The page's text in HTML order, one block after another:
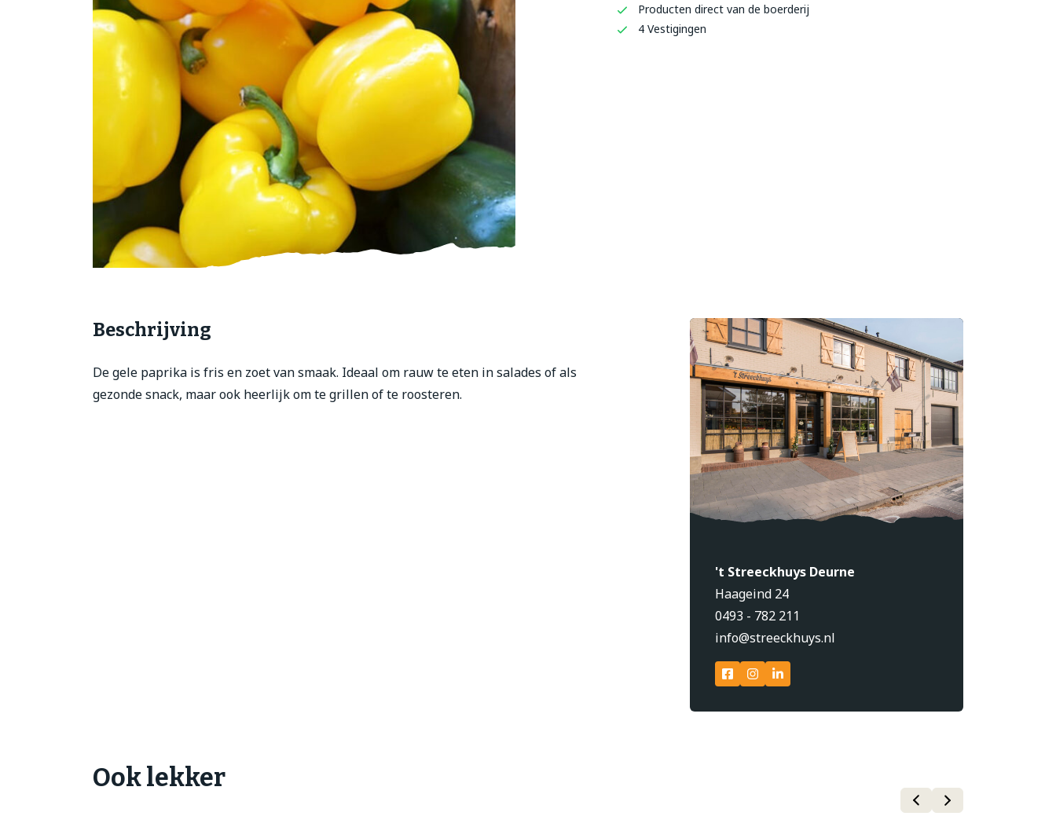
Zuivel
Brood
't Streeckhuys Deurne
Haageind 24
Producten direct van de boerderij
4 Vestigingen
Beschrijving
De gele paprika is fris en zoet van smaak. Ideaal om rauw te eten in salades of als
gezonde snack, maar ook heerlijk om te grillen of te roosteren.
't Streeckhuys Deurne
Haageind 24
0493 - 782 211
info@streeckhuys.nl
Ook lekker